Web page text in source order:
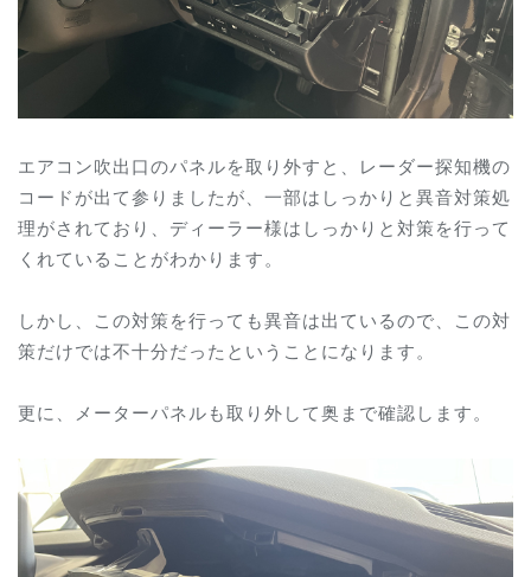
エアコン吹出口のパネルを取り外すと、レーダー探知機の
コードが出て参りましたが、一部はしっかりと異音対策処
理がされており、ディーラー様はしっかりと対策を行って
くれていることがわかります。
しかし、この対策を行っても異音は出ているので、この対
策だけでは不十分だったということになります。
更に、メーターパネルも取り外して奥まで確認します。